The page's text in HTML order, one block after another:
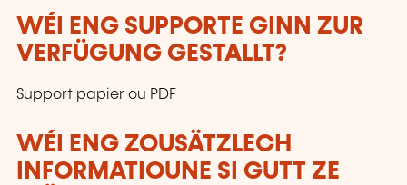
WÉI ENG SUPPORTE GINN ZUR
VERFÜGUNG GESTALLT?
Support papier ou PDF
WÉI ENG ZOUSÄTZLECH
INFORMATIOUNE SI GUTT ZE